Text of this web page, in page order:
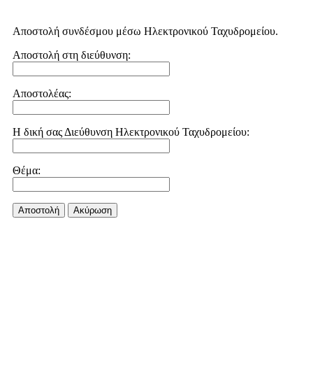
Αποστολή συνδέσμου μέσω Ηλεκτρονικού Ταχυδρομείου.
Αποστολή στη διεύθυνση:
Αποστολέας:
Η δική σας Διεύθυνση Ηλεκτρονικού Ταχυδρομείου:
Θέμα:
Αποστολή Aκύρωση